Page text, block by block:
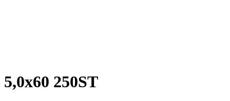
5,0x60 250ST